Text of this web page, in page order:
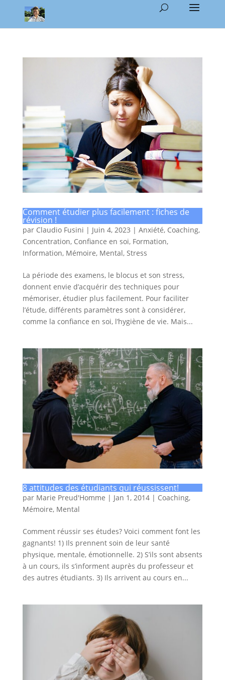
Comment étudier plus facilement : fiches de
révision !
par Claudio Fusini | Juin 4, 2023 | Anxiété, Coaching,
Concentration, Confiance en soi, Formation,
Information, Mémoire, Mental, Stress
La période des examens, le blocus et son stress,
donnent envie d’acquérir des techniques pour
mémoriser, étudier plus facilement. Pour faciliter
l’étude, différents paramètres sont à considérer,
comme la confiance en soi, l’hygiène de vie. Mais...
8 attitudes des étudiants qui réussissent!
par Marie Preud'Homme | Jan 1, 2014| Coaching,
Mémoire, Mental
Comment réussir ses études? Voici comment font les
gagnants! 1) Ils prennent soin de leur santé
physique, mentale, émotionnelle. 2) S’ils sont absents
à un cours, ils s’informent auprès du professeur et
des autres étudiants. 3) Ils arrivent au cours en...